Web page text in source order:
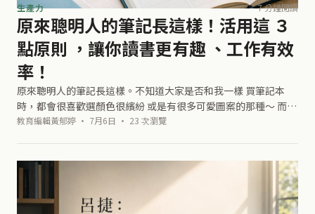
生產力 7 分鐘閱讀
原來聰明人的筆記長這樣！活用這 ３
點原則 ，讓你讀書更有趣 、工作有效
率！
原來聰明人的筆記長這樣。不知道大家是否和我一樣 買筆記本
時，都會很喜歡選顏色很繽紛 或是有很多可愛圖案的那種～ 而且
在做筆記的時候也喜歡讓它看起來： 字很多！ 一直換字的顏
教育編輯黃郁婷 · 7月6日 · 23 次瀏覽